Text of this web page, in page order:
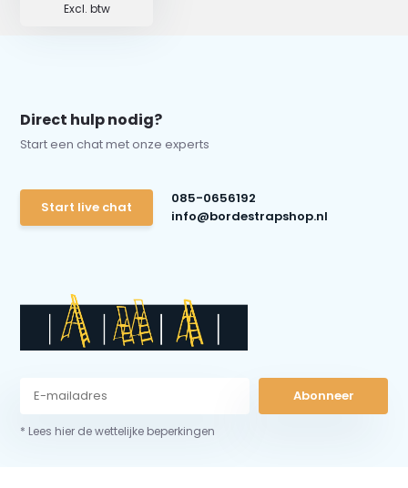
Excl. btw
Direct hulp nodig?
Start een chat met onze experts
Start live chat
085-0656192
info@bordestrapshop.nl
Abonneer
* Lees hier de wettelijke beperkingen